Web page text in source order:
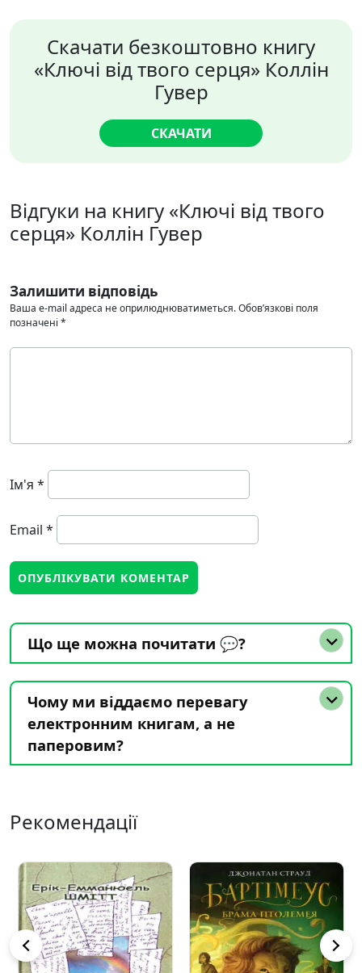
Скачати безкоштовно книгу
«Ключі від твого серця» Коллін
Гувер
СКАЧАТИ
Відгуки на книгу «Ключі від твого
серця» Коллін Гувер
Залишити відповідь
Ваша e-mail адреса не оприлюднюватиметься.Обов’язкові поля
позначені *
Ім'я *
Email *
Що ще можна почитати 💬?
Чому ми віддаємо перевагу
електронним книгам, а не
паперовим?
Рекомендації